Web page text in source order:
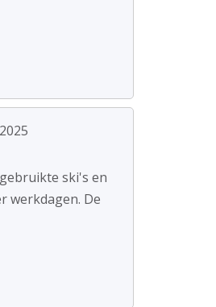
ski's en
werkdagen. De